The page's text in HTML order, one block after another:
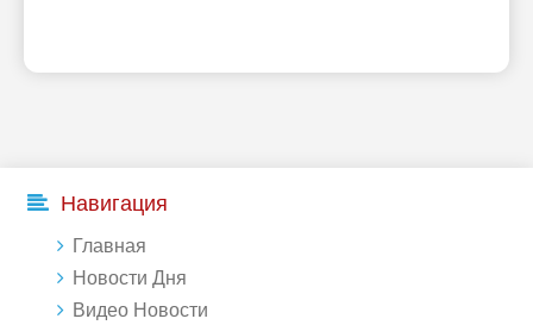
Навигация
Главная
Новости Дня
Видео Новости